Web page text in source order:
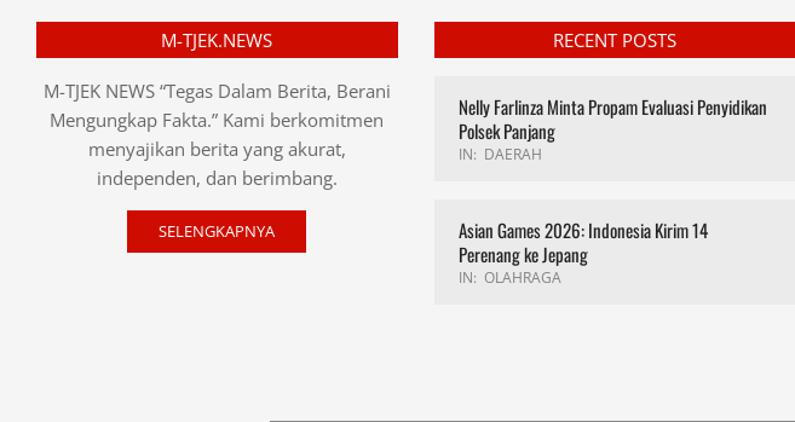
M-TJEK.NEWS
M-TJEK NEWS “Tegas Dalam Berita, Berani
Mengungkap Fakta.” Kami berkomitmen
menyajikan berita yang akurat,
independen, dan berimbang.
SELENGKAPNYA
RECENT POSTS
Nelly Farlinza Minta Propam Evaluasi Penyidikan
Polsek Panjang
IN: DAERAH
Asian Games 2026: Indonesia Kirim 14
Perenang ke Jepang
IN: OLAHRAGA